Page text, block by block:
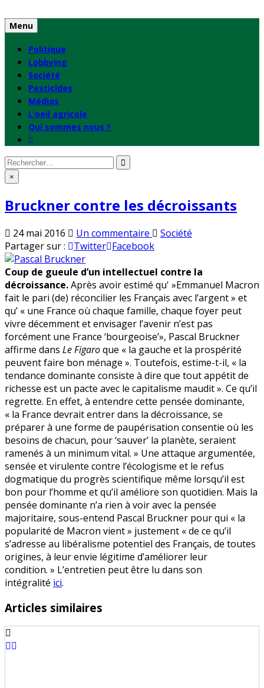
to
content
Menu
Politique
Lobbying
Société
Pesticides
Médias
L’oeil agricole
Qui sommes nous ?
Rechercher
: ×
Bruckner contre les décroissants
24 mai 2016 Un commentaire sur
Bruckner
les
décroissants
Publié
Société
Partager sur :
Twitter Facebook
Coup de gueule d’un intellectuel contre la
décroissance.Après avoir estimé qu' »Emmanuel Macron
fait le pari (de) réconcilier les Français avec l’argent » et
qu’ « une France où chaque famille, chaque foyer peut
vivre décemment et envisager l’avenir n’est pas
forcément une France ‘bourgeoise’», Pascal Bruckner
affirme dans Le Figaroque « la gauche et la prospérité
peuvent faire bon ménage ». Toutefois, estime-t-il, « la
tendance dominante consiste à dire que tout appétit de
richesse est un pacte avec le capitalisme maudit ». Ce qu’il
regrette. En effet, à entendre cette pensée dominante,
« la France devrait entrer dans la décroissance, se
préparer à une forme de paupérisation consentie où les
besoins de chacun, pour ‘sauver’ la planète, seraient
ramenés à un minimum vital. » Une attaque argumentée,
sensée et virulente contre l’écologisme et le refus
dogmatique du progrès scientifique même lorsqu’il est
bon pour l’homme et qu’il améliore son quotidien. Mais la
pensée dominante n’a rien à voir avec la pensée
majoritaire, sous-entend Pascal Bruckner pour qui « la
popularité de Macron vient » justement « de ce qu’il
s’adresse au libéralisme potentiel des Français, de toutes
origines, à leur envie légitime d’améliorer leur
condition. » L’entretien peut être lu dans son
intégralité ici.
Articles similaires